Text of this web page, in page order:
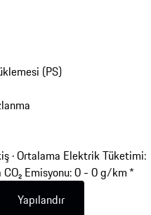
(PS)
·Ortalama Elektrik Tüketimi:
Emisyonu: 0 - 0 g/km *
Yapılandır